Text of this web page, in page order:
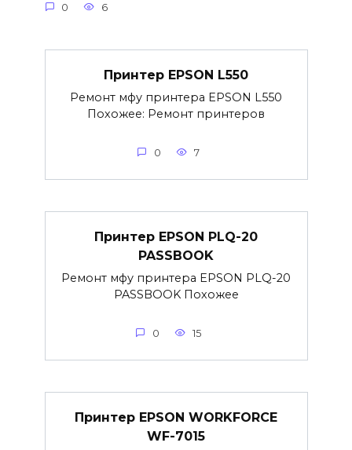
0 6
Принтер EPSON L550
Ремонт мфу принтера EPSON L550
Похожее: Ремонт принтеров
0 7
Принтер EPSON PLQ-20
PASSBOOK
Ремонт мфу принтера EPSON PLQ-20
PASSBOOK Похожее
0 15
Принтер EPSON WORKFORCE
WF-7015